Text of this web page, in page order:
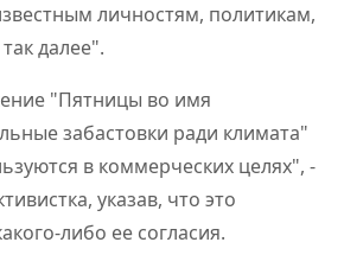
личностям, политикам,
далее".
"Пятницы во имя
забастовки ради климата"
в коммерческих целях", -
указав, что это
либо ее согласия.